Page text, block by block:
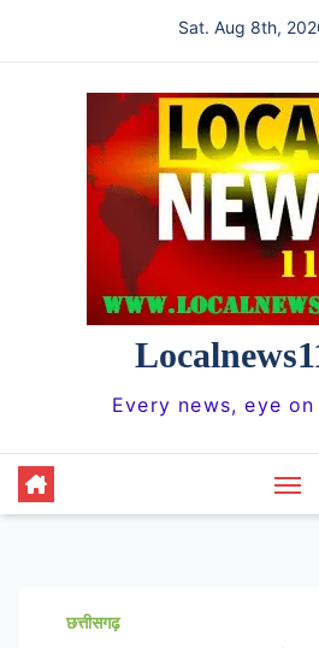
Sat. Aug 8th,
Every news, eye
छत्तीसगढ़